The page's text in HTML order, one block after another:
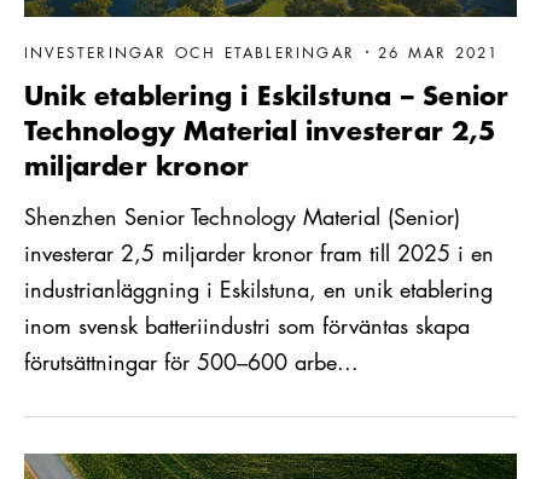
INVESTERINGAR OCH ETABLERINGAR 26 MAR 2021
Unik etablering i Eskilstuna – Senior
Technology Material investerar 2,5
miljarder kronor
Shenzhen Senior Technology Material (Senior)
investerar 2,5 miljarder kronor fram till 2025 i en
industrianläggning i Eskilstuna, en unik etablering
inom svensk batteriindustri som förväntas skapa
förutsättningar för 500–600 arbe...
Läs mer om Erfarenheter från fyra investeringsprocesser